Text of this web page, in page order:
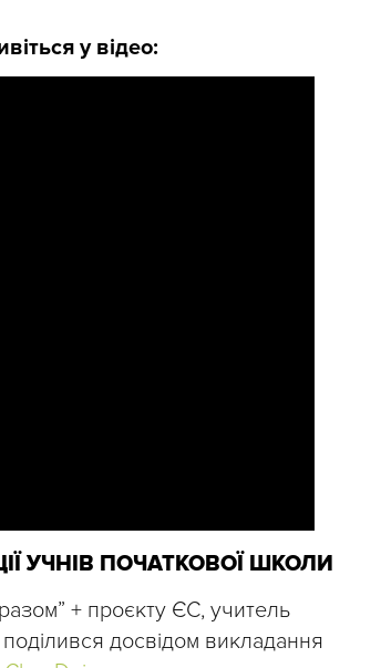
у відео:
УЧНІВ ПОЧАТКОВОЇ ШКОЛИ
+ проєкту ЄС, учитель
поділився досвідом викладання